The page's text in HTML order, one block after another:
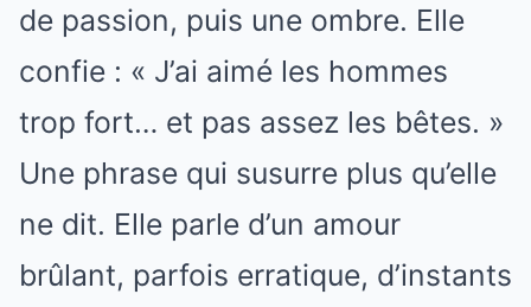
de passion, puis une ombre. Elle
confie : « J’ai aimé les hommes
trop fort… et pas assez les bêtes. »
Une phrase qui susurre plus qu’elle
ne dit. Elle parle d’un amour
brûlant, parfois erratique, d’instants